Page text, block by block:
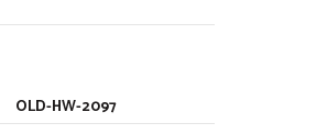
OLD-HW-2097